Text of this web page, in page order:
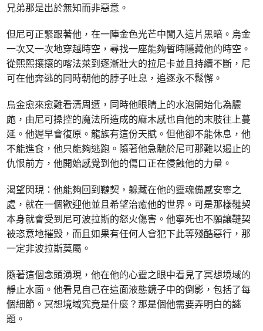
兄弟那是出於無知而非惡意。
但尼可正緊跟著他，在一陣金色光芒中闖入這片黑暗。烏金
一次又一次地穿越時空，尋找一座能夠暫時隱藏他的時空。
從熙熙攘攘的喀法萊到逐漸壯大的拉尼卡並且持續不斷，尼
可在他奔逃的同時朝他的脖子吐息，追逐永不鬆懈。
烏金愈來愈難看清周遭，同時他眼睛上的水泡開始化為膿
皰，由尼可操控的魔法所造成的麻木感也自他的末肢往上蔓
延。他遲早會復原。龍族有這份天賦。但他卻不能休息，他
不能進食，他只能夠逃跑。隨著他急馳於尼可那難以遏止的
仇恨前方，他開始感覺到他的傷口正在侵蝕他的力量。
渴望閃現：他能夠回到韃契，躲藏在他的靈魂備感安寧之
處，就在一個歡迎他並且希望治癒他的世界。可是那樣韃契
本身就會受到尼可波拉斯的怒火傷害。他寧死也不願讓韃契
被恣意地摧毀，而且如果有任何人會犯下此等殘酷惡行，那
一定非波拉斯莫屬。
隨著這個念頭湧現，他在他的心靈之眼中看見了冥想境域的
靜止水面。他看見自己在這面液態鏡子中的倒影，包括了每
個細節。冥想境域究竟是什麼？那是個他需要弄明白的謎
題。